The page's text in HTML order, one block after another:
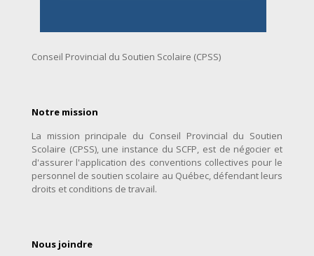
Conseil Provincial du Soutien Scolaire (CPSS)
Notre mission
La mission principale du Conseil Provincial du Soutien
Scolaire (CPSS), une instance du SCFP, est de négocier et
d'assurer l'application des conventions collectives pour le
personnel de soutien scolaire au Québec, défendant leurs
droits et conditions de travail.
Nous joindre